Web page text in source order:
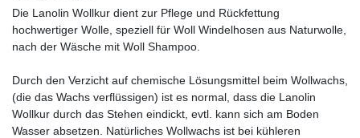
Die Lanolin Wollkur dient zur Pflege und Rückfettung
hochwertiger Wolle, speziell für Woll Windelhosen aus Naturwolle,
nach der Wäsche mit Woll Shampoo.
Durch den Verzicht auf chemische Lösungsmittel beim Wollwachs,
(die das Wachs verflüssigen) ist es normal, dass die Lanolin
Wollkur durch das Stehen eindickt, evtl. kann sich am Boden
Wasser absetzen. Natürliches Wollwachs ist bei kühleren